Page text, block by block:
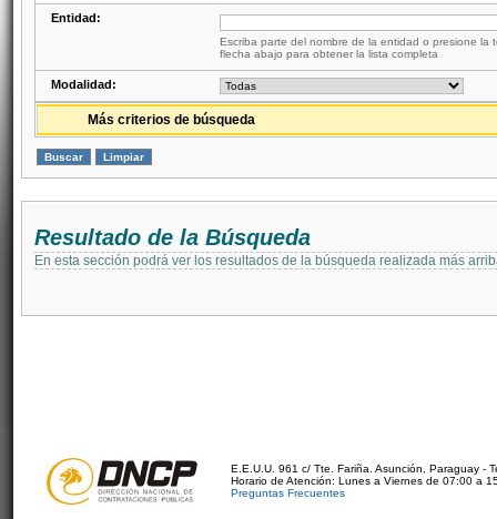
Entidad:
Escriba parte del nombre de la entidad o presione la
flecha abajo para obtener la lista completa
Modalidad:
Más criterios de búsqueda
Resultado de la Búsqueda
En esta sección podrá ver los resultados de la búsqueda realizada más
E.E.U.U. 961 c/ Tte. Fariña. Asunción, Paraguay -
Horario de Atención: Lunes a Viernes de 07:00 a
Preguntas Frecuentes